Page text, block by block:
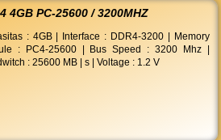
4GB PC-25600 / 3200MHZ
: 4GB | Interface : DDR4-3200 | Memory
: PC4-25600 | Bus Speed : 3200 Mhz |
: 25600 MB | s | Voltage : 1.2 V